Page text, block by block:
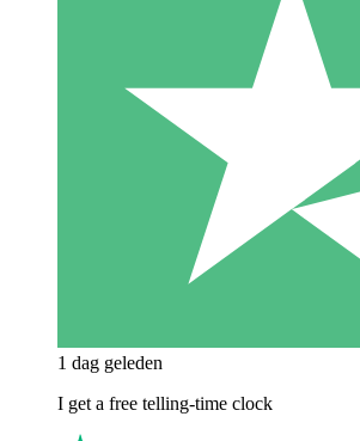
1 dag geleden
I get a free telling-time clock